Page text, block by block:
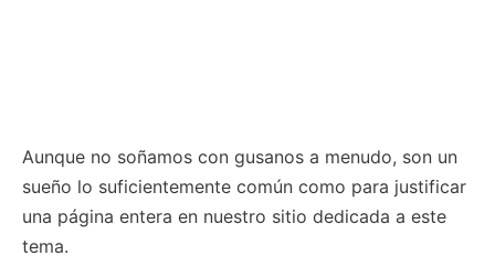
Aunque no soñamos con gusanos a menudo, son un
sueño lo suficientemente común como para justificar
una página entera en nuestro sitio dedicada a este
tema.